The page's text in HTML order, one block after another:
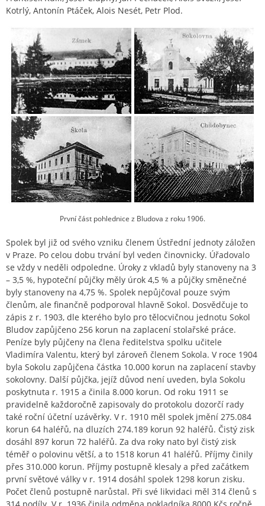
Kotrlý, Antonín Ptáček, Alois Nesét, Petr Plod.
První část pohlednice z Bludova z roku 1906.
Spolek byl již od svého vzniku členem Ústřední jednoty záložen
v Praze. Po celou dobu trvání byl veden činovnicky. Úřadovalo
se vždy v neděli odpoledne. Úroky z vkladů byly stanoveny na 3
– 3,5 %, hypoteční půjčky měly úrok 4,5 % a půjčky směnečné
byly stanoveny na 4,75 %. Spolek nepůjčoval pouze svým
členům, ale finančně podporoval hlavně Sokol. Dosvědčuje to
zápis z r. 1903, dle kterého bylo pro tělocvičnou jednotu Sokol
Bludov zapůjčeno 256 korun na zaplacení stolařské práce.
Peníze byly půjčeny na člena ředitelstva spolku učitele
Vladimíra Valentu, který byl zároveň členem Sokola. V roce 1904
byla Sokolu zapůjčena částka 10.000 korun na zaplacení stavby
sokolovny. Další půjčka, jejíž důvod není uveden, byla Sokolu
poskytnuta r. 1915 a činila 8.000 korun. Od roku 1911 se
pravidelně každoročně zapisovaly do protokolu dozorčí rady
také roční účetní uzávěrky. V r. 1910 měl spolek jmění 275.084
korun 64 haléřů, na dluzích 274.189 korun 92 haléřů. Čistý zisk
dosáhl 897 korun 72 haléřů. Za dva roky nato byl čistý zisk
téměř o polovinu větší, a to 1518 korun 41 haléřů. Příjmy činily
přes 310.000 korun. Příjmy postupně klesaly a před začátkem
první světové války v r. 1914 dosáhl spolek 1298 korun zisku.
Počet členů postupně narůstal. Při své likvidaci měl 314 členů s